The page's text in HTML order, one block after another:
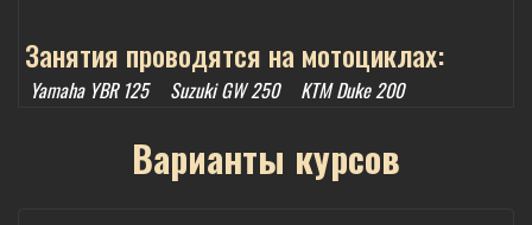
Занятия проводятся на мотоциклах:
Yamaha YBR 125 Suzuki GW 250 KTM Duke 200
Варианты курсов